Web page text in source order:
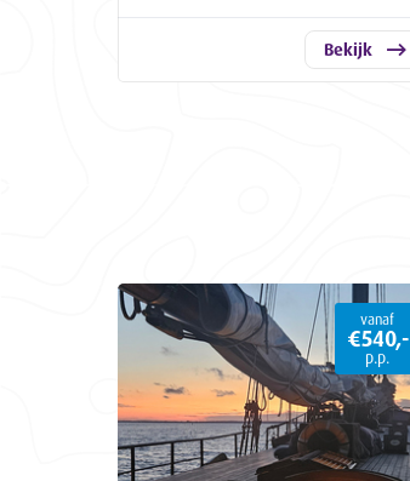
Bekijk
vanaf
€540,-
p.p.